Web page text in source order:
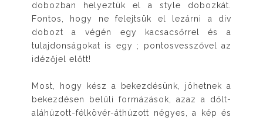
dobozban helyeztük el a style dobozkát.
Fontos, hogy ne felejtsük el lezárni a div
dobozt a végén egy kacsacsőrrel és a
tulajdonságokat is egy ; pontosvesszővel az
idézőjel előtt!
Most, hogy kész a bekezdésünk, jöhetnek a
bekezdésen belüli formázások, azaz a dőlt-
aláhúzott-félkövér-áthúzott négyes, a kép és